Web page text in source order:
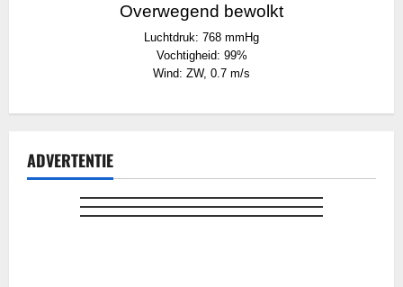
Overwegend bewolkt
Luchtdruk: 768 mmHg
Vochtigheid: 99%
Wind: ZW, 0.7 m/s
ADVERTENTIE